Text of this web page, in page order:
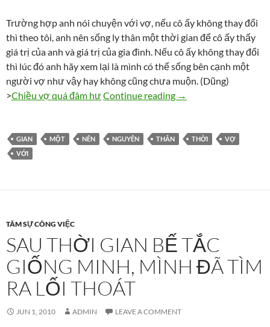
Trường hợp anh nói chuyện với vợ, nếu cô ấy không thay đổi
thì theo tôi, anh nên sống ly thân một thời gian để cô ấy thấy
giá trị của anh và giá trị của gia đình. Nếu cô ấy không thay đổi
thì lúc đó anh hãy xem lại là mình có thể sống bên cạnh một
người vợ như vậy hay không cũng chưa muộn. (Dũng)
>Chiều vợ quá đâm hưContinue reading Nguyên nên ly thân
→
GIAN MỘT NÊN NGUYÊN THÂN THỜI
VỢ
VỚI
TÂM SỰ CÔNG VIỆC
SAU THỜI GIAN BẾ TẮC
GIỐNG MINH, MÌNH ĐÃ TÌM
RA LỐI THOÁT
JUN 1, 2010 ADMIN LEAVE A COMMENT